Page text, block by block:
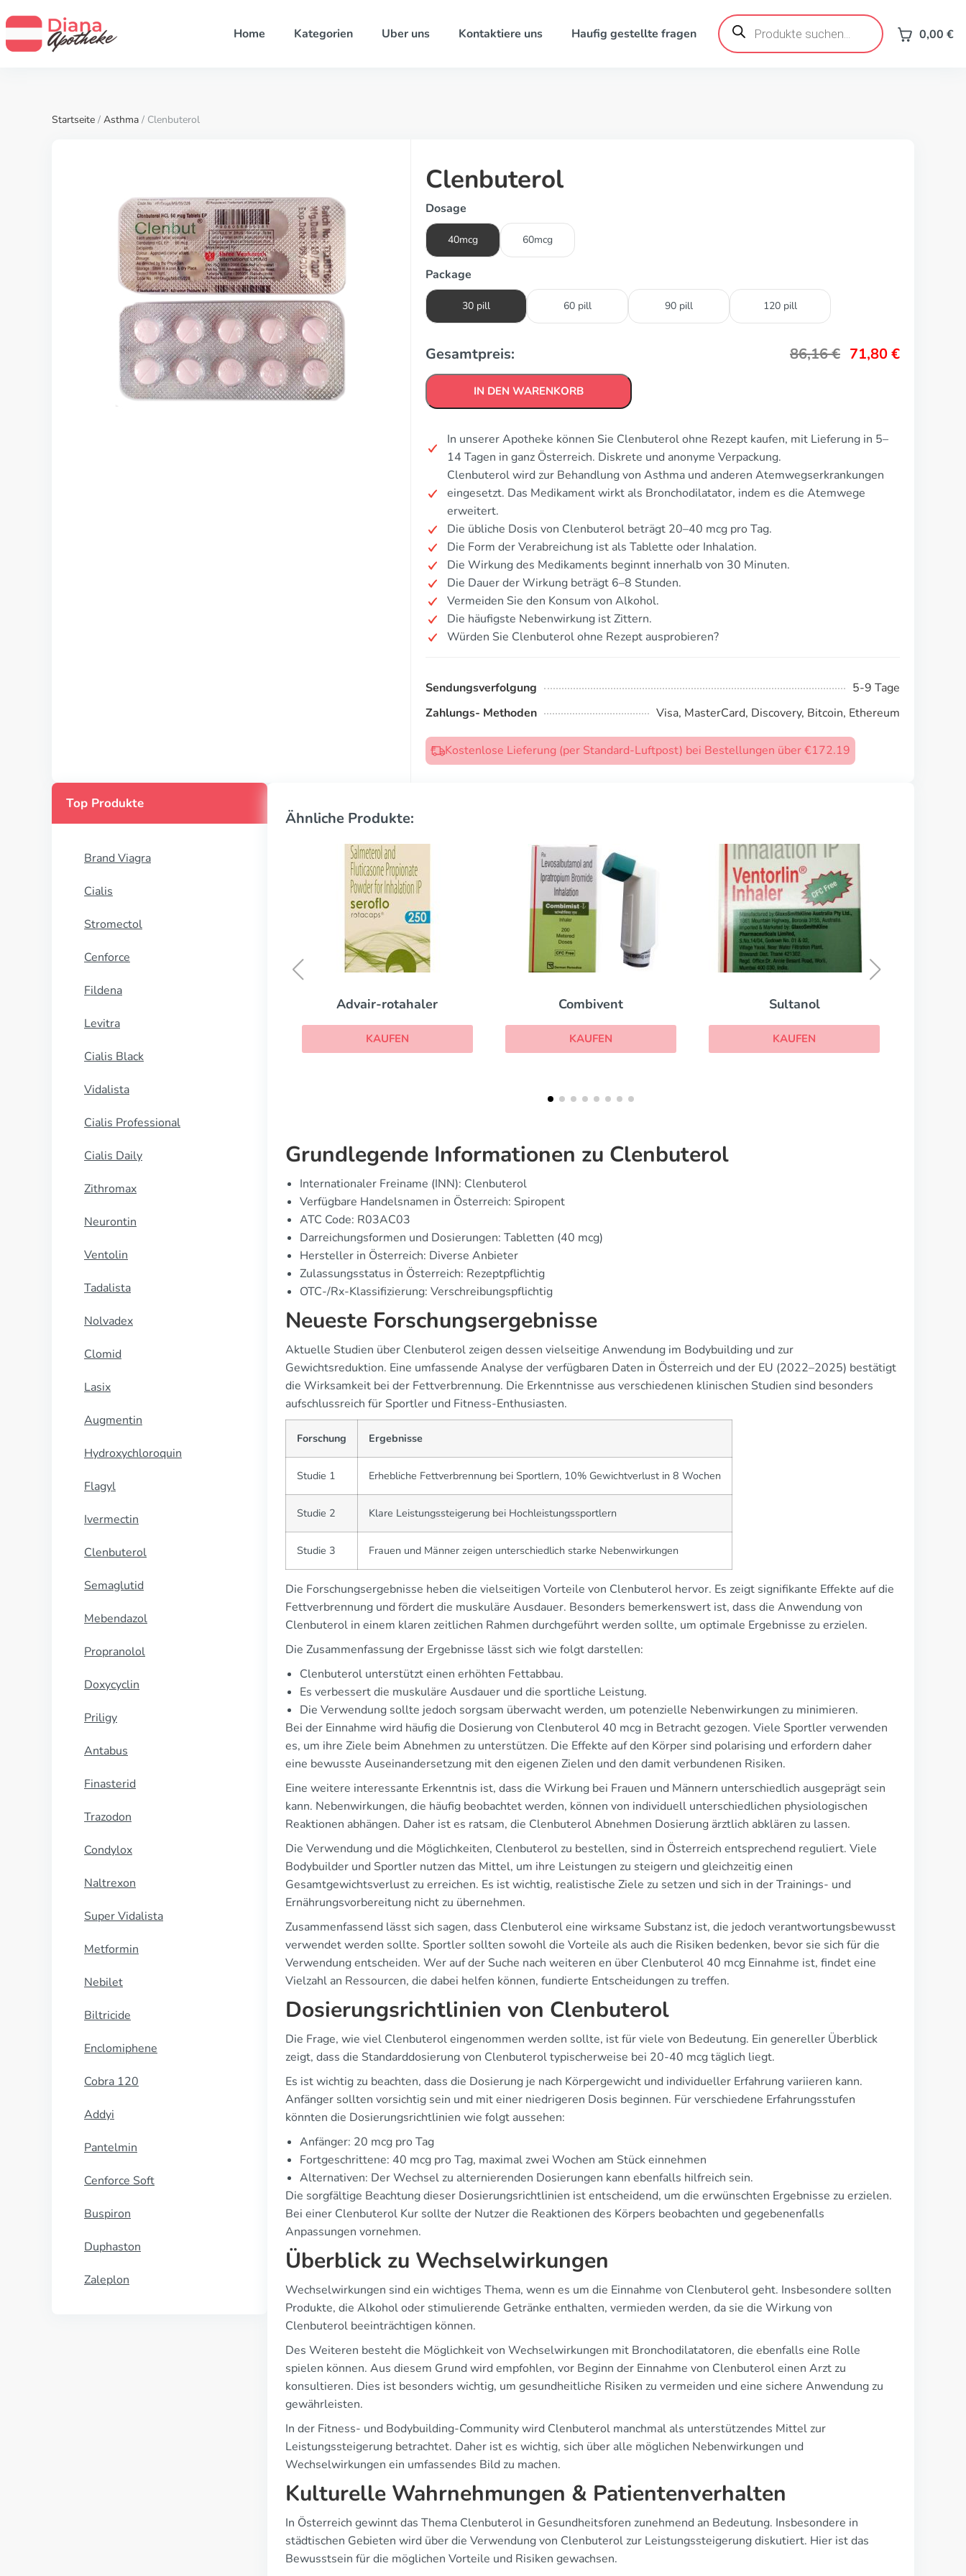
Home Kategorien Uber uns Kontaktiere uns Haufig gestellte fragen
Products
search 0,00 €
Startseite / Asthma / Clenbuterol
Clenbuterol
Dosage
40mcg 60mcg
Package
30 pill 60 pill 90 pill 120 pill
Gesamtpreis: 86,16€ 71,80€
IN DEN WARENKORB
In unserer Apotheke können Sie Clenbuterol ohne Rezept kaufen, mit Lieferung in 5–
14 Tagen in ganz Österreich. Diskrete und anonyme Verpackung.
Clenbuterol wird zur Behandlung von Asthma und anderen Atemwegserkrankungen
eingesetzt. Das Medikament wirkt als Bronchodilatator, indem es die Atemwege
erweitert.
Die übliche Dosis von Clenbuterol beträgt 20–40 mcg pro Tag.
Die Form der Verabreichung ist als Tablette oder Inhalation.
Die Wirkung des Medikaments beginnt innerhalb von 30 Minuten.
Die Dauer der Wirkung beträgt 6–8 Stunden.
Vermeiden Sie den Konsum von Alkohol.
Die häufigste Nebenwirkung ist Zittern.
Würden Sie Clenbuterol ohne Rezept ausprobieren?
Sendungsverfolgung
5-9 Tage
Zahlungs- Methoden
Visa, MasterCard, Discovery, Bitcoin, Ethereum
Kostenlose Lieferung (per Standard-Luftpost) bei Bestellungen über €172.19
Top Produkte
Brand Viagra
Cialis
Stromectol
Cenforce
Fildena
Levitra
Cialis Black
Vidalista
Cialis Professional
Cialis Daily
Zithromax
Neurontin
Ventolin
Tadalista
Nolvadex
Clomid
Lasix
Augmentin
Hydroxychloroquin
Flagyl
Ivermectin
Clenbuterol
Semaglutid
Mebendazol
Propranolol
Doxycyclin
Priligy
Antabus
Finasterid
Trazodon
Condylox
Naltrexon
Super Vidalista
Metformin
Nebilet
Biltricide
Enclomiphene
Cobra 120
Addyi
Pantelmin
Cenforce Soft
Buspiron
Duphaston
Zaleplon
Ähnliche Produkte:
Combivent
KAUFEN
Sultanol
KAUFEN
Ventolin Inhaler
KAUFEN
Grundlegende Informationen zu Clenbuterol
Internationaler Freiname (INN): Clenbuterol
Verfügbare Handelsnamen in Österreich: Spiropent
ATC Code: R03AC03
Darreichungsformen und Dosierungen: Tabletten (40 mcg)
Hersteller in Österreich: Diverse Anbieter
Zulassungsstatus in Österreich: Rezeptpflichtig
OTC-/Rx-Klassifizierung: Verschreibungspflichtig
Neueste Forschungsergebnisse
Aktuelle Studien über Clenbuterol zeigen dessen vielseitige Anwendung im Bodybuilding und zur
Gewichtsreduktion. Eine umfassende Analyse der verfügbaren Daten in Österreich und der EU (2022–2025) bestätigt
die Wirksamkeit bei der Fettverbrennung. Die Erkenntnisse aus verschiedenen klinischen Studien sind besonders
aufschlussreich für Sportler und Fitness-Enthusiasten.
Forschung Ergebnisse
Studie 1 Erhebliche Fettverbrennung bei Sportlern, 10% Gewichtverlust in 8 Wochen
Studie 2 Klare Leistungssteigerung bei Hochleistungssportlern
Studie 3 Frauen und Männer zeigen unterschiedlich starke Nebenwirkungen
Die Forschungsergebnisse heben die vielseitigen Vorteile von Clenbuterol hervor. Es zeigt signifikante Effekte auf die
Fettverbrennung und fördert die muskuläre Ausdauer. Besonders bemerkenswert ist, dass die Anwendung von
Clenbuterol in einem klaren zeitlichen Rahmen durchgeführt werden sollte, um optimale Ergebnisse zu erzielen.
Die Zusammenfassung der Ergebnisse lässt sich wie folgt darstellen:
Clenbuterol unterstützt einen erhöhten Fettabbau.
Es verbessert die muskuläre Ausdauer und die sportliche Leistung.
Die Verwendung sollte jedoch sorgsam überwacht werden, um potenzielle Nebenwirkungen zu minimieren.
Bei der Einnahme wird häufig die Dosierung von Clenbuterol 40 mcg in Betracht gezogen. Viele Sportler verwenden
es, um ihre Ziele beim Abnehmen zu unterstützen. Die Effekte auf den Körper sind polarising und erfordern daher
eine bewusste Auseinandersetzung mit den eigenen Zielen und den damit verbundenen Risiken.
Eine weitere interessante Erkenntnis ist, dass die Wirkung bei Frauen und Männern unterschiedlich ausgeprägt sein
kann. Nebenwirkungen, die häufig beobachtet werden, können von individuell unterschiedlichen physiologischen
Reaktionen abhängen. Daher ist es ratsam, die Clenbuterol Abnehmen Dosierung ärztlich abklären zu lassen.
Die Verwendung und die Möglichkeiten, Clenbuterol zu bestellen, sind in Österreich entsprechend reguliert. Viele
Bodybuilder und Sportler nutzen das Mittel, um ihre Leistungen zu steigern und gleichzeitig einen
Gesamtgewichtsverlust zu erreichen. Es ist wichtig, realistische Ziele zu setzen und sich in der Trainings- und
Ernährungsvorbereitung nicht zu übernehmen.
Zusammenfassend lässt sich sagen, dass Clenbuterol eine wirksame Substanz ist, die jedoch verantwortungsbewusst
verwendet werden sollte. Sportler sollten sowohl die Vorteile als auch die Risiken bedenken, bevor sie sich für die
Verwendung entscheiden. Wer auf der Suche nach weiteren en über Clenbuterol 40 mcg Einnahme ist, findet eine
Vielzahl an Ressourcen, die dabei helfen können, fundierte Entscheidungen zu treffen.
Dosierungsrichtlinien von Clenbuterol
Die Frage, wie viel Clenbuterol eingenommen werden sollte, ist für viele von Bedeutung. Ein genereller Überblick
zeigt, dass die Standarddosierung von Clenbuterol typischerweise bei 20-40 mcg täglich liegt.
Es ist wichtig zu beachten, dass die Dosierung je nach Körpergewicht und individueller Erfahrung variieren kann.
Anfänger sollten vorsichtig sein und mit einer niedrigeren Dosis beginnen. Für verschiedene Erfahrungsstufen
könnten die Dosierungsrichtlinien wie folgt aussehen:
Anfänger: 20 mcg pro Tag
Fortgeschrittene: 40 mcg pro Tag, maximal zwei Wochen am Stück einnehmen
Alternativen: Der Wechsel zu alternierenden Dosierungen kann ebenfalls hilfreich sein.
Die sorgfältige Beachtung dieser Dosierungsrichtlinien ist entscheidend, um die erwünschten Ergebnisse zu erzielen.
Bei einer Clenbuterol Kur sollte der Nutzer die Reaktionen des Körpers beobachten und gegebenenfalls
Anpassungen vornehmen.
Überblick zu Wechselwirkungen
Wechselwirkungen sind ein wichtiges Thema, wenn es um die Einnahme von Clenbuterol geht. Insbesondere sollten
Produkte, die Alkohol oder stimulierende Getränke enthalten, vermieden werden, da sie die Wirkung von
Clenbuterol beeinträchtigen können.
Des Weiteren besteht die Möglichkeit von Wechselwirkungen mit Bronchodilatatoren, die ebenfalls eine Rolle
spielen können. Aus diesem Grund wird empfohlen, vor Beginn der Einnahme von Clenbuterol einen Arzt zu
konsultieren. Dies ist besonders wichtig, um gesundheitliche Risiken zu vermeiden und eine sichere Anwendung zu
gewährleisten.
In der Fitness- und Bodybuilding-Community wird Clenbuterol manchmal als unterstützendes Mittel zur
Leistungssteigerung betrachtet. Daher ist es wichtig, sich über alle möglichen Nebenwirkungen und
Wechselwirkungen ein umfassendes Bild zu machen.
Kulturelle Wahrnehmungen & Patientenverhalten
In Österreich gewinnt das Thema Clenbuterol in Gesundheitsforen zunehmend an Bedeutung. Insbesondere in
städtischen Gebieten wird über die Verwendung von Clenbuterol zur Leistungssteigerung diskutiert. Hier ist das
Bewusstsein für die möglichen Vorteile und Risiken gewachsen.